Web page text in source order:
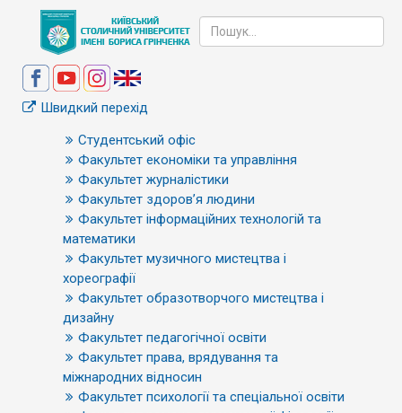
Швидкий перехід
Студентський офіс
Факультет економіки та управління
Факультет журналістики
Факультет здоров’я людини
Факультет інформаційних технологій та
математики
Факультет музичного мистецтва і
хореографії
Факультет образотворчого мистецтва і
дизайну
Факультет педагогічної освіти
Факультет права, врядування та
міжнародних відносин
Факультет психології та спеціальної освіти